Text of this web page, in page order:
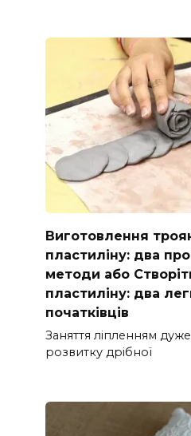
Виготовлення
пластиліну: два
методи або
пластиліну: два
початківців
Заняття ліпленням
розвитку дрібної